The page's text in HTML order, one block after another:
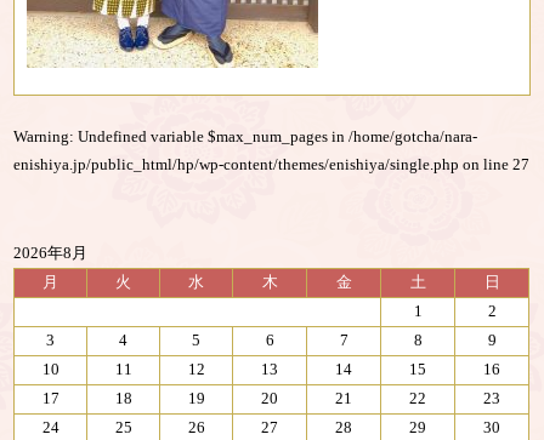
Warning: Undefined variable $max_num_pages in/home/gotcha/nara-
enishiya.jp/public_html/hp/wp-content/themes/enishiya/single.php on line27
2026年8月
月
火 水 木 金 土
日
1
2
3
4 5 6 7 8
9
10
11 12 13 14 15
16
17
18 19 20 21 22
23
24
25 26 27 28 29
30